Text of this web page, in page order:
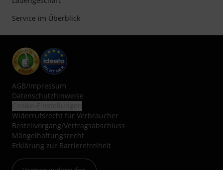
Service im Überblick
AGB/Impressum
Datenschutzhinweise
Widerrufsrecht für Verbraucher
Bestellvorgang/Vertragsabschluss
Mängelhaftungsrecht
Erklärung zur Barrierefreiheit